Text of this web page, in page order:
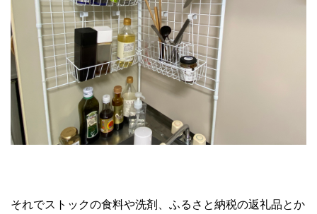
それでストックの食料や洗剤、ふるさと納税の返礼品とか